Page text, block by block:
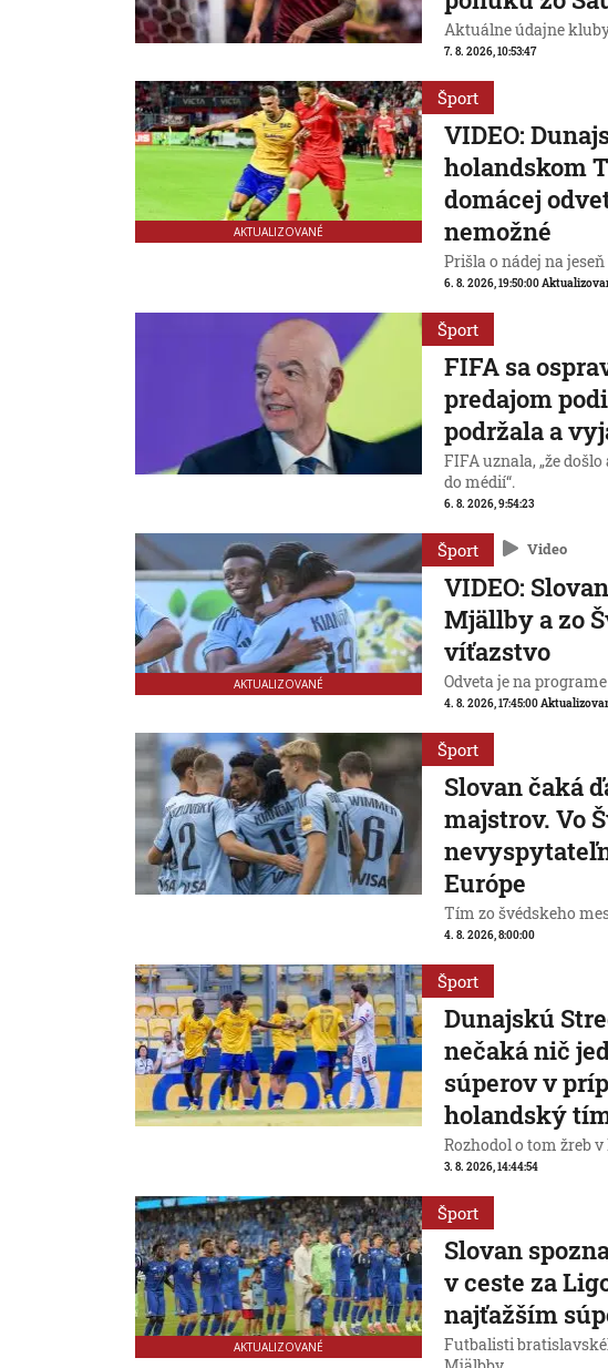
Aktuálne údajne
7. 8. 2026, 10:53:47
AKTUALIZOVANÉ
Šport
VIDEO:
holandskom
domácej
nemožné
Prišla o nádej na
6. 8. 2026, 19:50:00
Šport
FIFA sa
predajom
podržala a
FIFA uznala, „že
do médií“.
6. 8. 2026, 9:54:23
AKTUALIZOVANÉ
Šport Video
VIDEO:
Mjällby a zo
víťazstvo
Odveta je na
4. 8. 2026, 17:45:00
Šport
Slovan čaká
majstrov. Vo
Európe
Tím zo švédskeho
4. 8. 2026, 8:00:00
Šport
Dunajskú
nečaká nič
súperov v
holandský
Rozhodol o tom žreb v
3. 8. 2026, 14:44:54
AKTUALIZOVANÉ
Šport
Slovan
v ceste za
najťažším
Futbalisti